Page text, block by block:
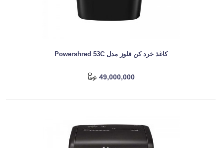
کاغذ خرد کن فلوز مدل Powershred 53C
49,000,000